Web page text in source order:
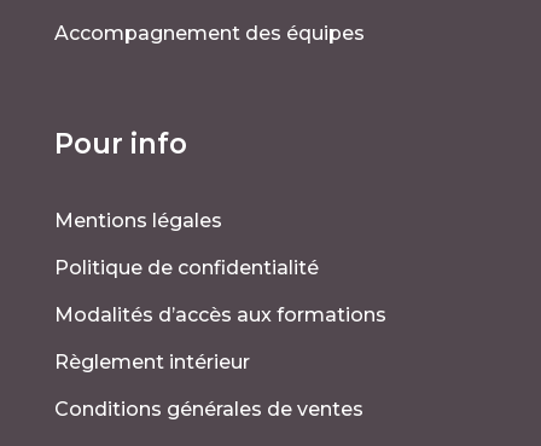
Accompagnement des équipes
Pour info
Mentions légales
Politique de confidentialité
Modalités d’accès aux formations
Règlement intérieur
Conditions générales de ventes